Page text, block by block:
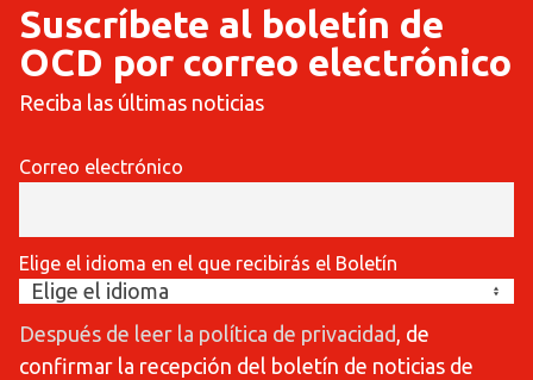
Suscríbete al boletín de
OCD por correo electrónico
Reciba las últimas noticias
Correo electrónico
Elige el idioma en el que recibirás el Boletín
Después de leer la política de privacidad, de
confirmar la recepción del boletín de noticias de